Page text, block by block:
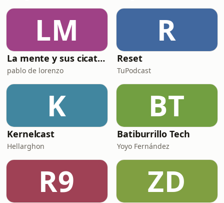
LM
La mente y sus cicatrices
pablo de lorenzo
R
Reset
TuPodcast
K
Kernelcast
Hellarghon
BT
Batiburrillo Tech
Yoyo Fernández
R9 ZD